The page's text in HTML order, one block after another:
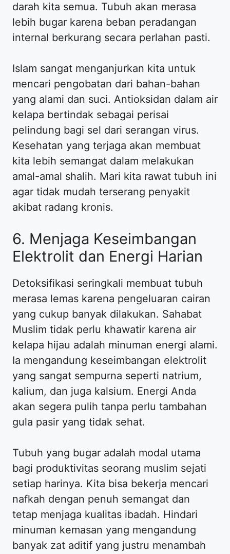
darah kita semua. Tubuh akan merasa
lebih bugar karena beban peradangan
internal berkurang secara perlahan pasti.
Islam sangat menganjurkan kita untuk
mencari pengobatan dari bahan-bahan
yang alami dan suci. Antioksidan dalam air
kelapa bertindak sebagai perisai
pelindung bagi sel dari serangan virus.
Kesehatan yang terjaga akan membuat
kita lebih semangat dalam melakukan
amal-amal shalih. Mari kita rawat tubuh ini
agar tidak mudah terserang penyakit
akibat radang kronis.
6. Menjaga Keseimbangan
Elektrolit dan Energi Harian
Detoksifikasi seringkali membuat tubuh
merasa lemas karena pengeluaran cairan
yang cukup banyak dilakukan. Sahabat
Muslim tidak perlu khawatir karena air
kelapa hijau adalah minuman energi alami.
Ia mengandung keseimbangan elektrolit
yang sangat sempurna seperti natrium,
kalium, dan juga kalsium. Energi Anda
akan segera pulih tanpa perlu tambahan
gula pasir yang tidak sehat.
Tubuh yang bugar adalah modal utama
bagi produktivitas seorang muslim sejati
setiap harinya. Kita bisa bekerja mencari
nafkah dengan penuh semangat dan
tetap menjaga kualitas ibadah. Hindari
minuman kemasan yang mengandung
banyak zat aditif yang justru menambah